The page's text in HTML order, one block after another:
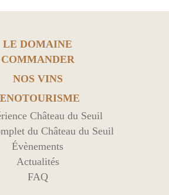
LE DOMAINE
COMMANDER
NOS VINS
Château du Seuil
du Château du Seuil
Évènements
Actualités
FAQ